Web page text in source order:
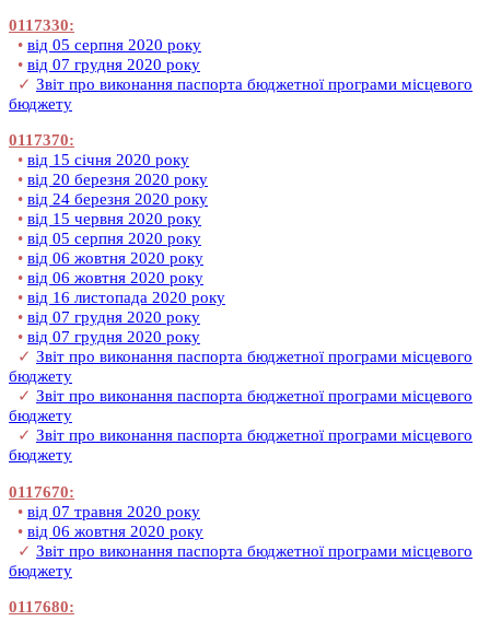
0117330:
• від 05 серпня 2020 року
• від 07 грудня 2020 року
✓ Звіт про виконання паспорта бюджетної програми місцевого
бюджету
0117370:
• від 15 січня 2020 року
• від 20 березня 2020 року
• від 24 березня 2020 року
• від 15 червня 2020 року
• від 05 серпня 2020 року
• від 06 жовтня 2020 року
• від 06 жовтня 2020 року
• від 16 листопада 2020 року
• від 07 грудня 2020 року
• від 07 грудня 2020 року
✓ Звіт про виконання паспорта бюджетної програми місцевого
бюджету
✓ Звіт про виконання паспорта бюджетної програми місцевого
бюджету
✓ Звіт про виконання паспорта бюджетної програми місцевого
бюджету
0117670:
• від 07 травня 2020 року
• від 06 жовтня 2020 року
✓ Звіт про виконання паспорта бюджетної програми місцевого
бюджету
0117680: